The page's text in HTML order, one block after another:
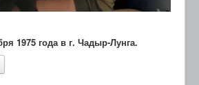
1975 года в г. Чадыр-Лунга.